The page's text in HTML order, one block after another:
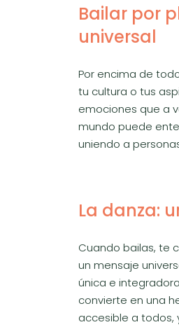
Bailar por
universal
Por encima de
tu cultura o tus
emociones que a
mundo puede
uniendo a
La danza:
Cuando bailas, te
un mensaje
única e
convierte en una
accesible a todos,